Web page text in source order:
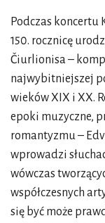
Podczas koncertu
150. rocznicę
Čiurlionisa –
najwybitniejszej
wieków XIX i XX.
epoki muzyczne,
romantyzmu –
wprowadzi
wówczas
współczesnych
się być może